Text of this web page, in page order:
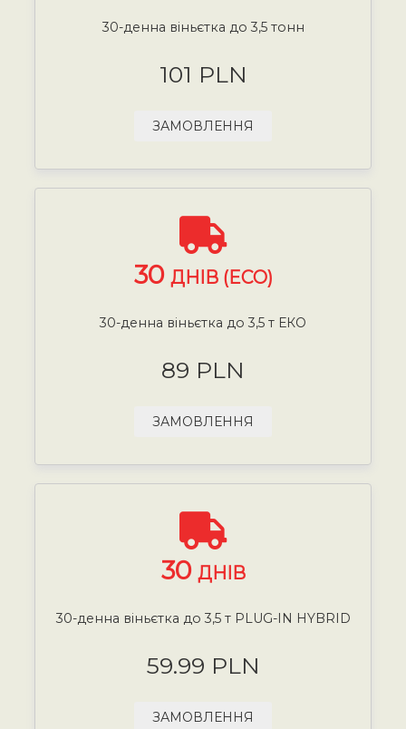
30-денна віньєтка до 3,5 тонн
101 PLN
ЗАМОВЛЕННЯ
30 ДНІВ (ECO)
30-денна віньєтка до 3,5 т ЕКО
89 PLN
ЗАМОВЛЕННЯ
30 ДНІВ
30-денна віньєтка до 3,5 т PLUG-IN HYBRID
59.99 PLN
ЗАМОВЛЕННЯ